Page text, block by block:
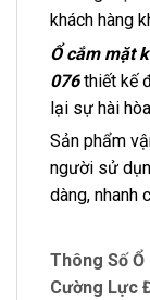
khách hàng
Ổ cắm mặt
076thiết kế
lại sự hài
Sản phẩm
người sử
dàng, nhanh
Thông Số
Cường Lực